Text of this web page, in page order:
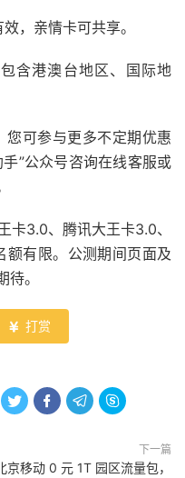
，亲情卡可共享。
含港澳台地区、国际地
您可参与更多不定期优惠
”公众号咨询在线客服或
卡3.0、腾讯大王卡3.0、
有限。公测期间页面及
。
 打赏
   
下一篇
京移动 0 元 1T 园区流量包，